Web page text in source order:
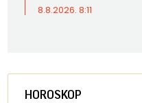
8.8.2026. 8:11
HOROSKOP